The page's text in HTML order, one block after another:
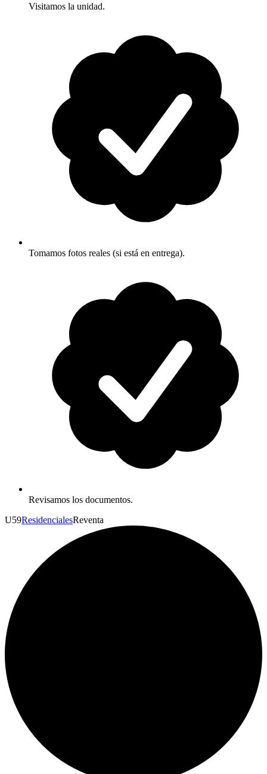
Visitamos la unidad.
Tomamos fotos reales (si está en entrega).
Revisamos los documentos.
U59ResidencialesReventa